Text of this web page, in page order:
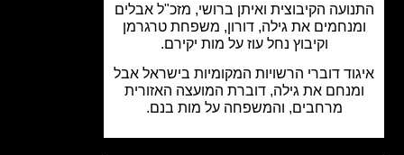
הקיבוצית ואיתן ברושי, מזכ"ל אבלים
את גילה, דורון, משפחת טרגרמן
וקיבוץ נחל עוז על מות יקירם.
דוברי הרשויות המקומיות בישראל אבל
את גילה, דוברת המועצה האזורית
מרחבים, והמשפחה על מות בנם.